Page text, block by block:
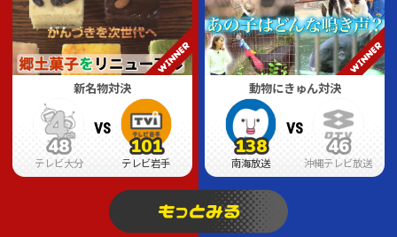
新名物対決
VS
テレビ大分
48
48
48
テレビ岩手
101
101
101
動物にきゅん対決
VS
南海放送
138
138
138
沖縄テレビ放送
46
46
46